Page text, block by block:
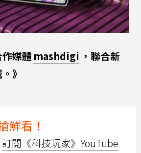
作媒體 mashdigi ，聯合新
》
鮮看！
訂閱《科技玩家》YouTube